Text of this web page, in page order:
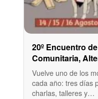
20º Encuentro
Comunitaria,
Plata
Vuelve uno de los
cada año: tres días
charlas, talleres y…